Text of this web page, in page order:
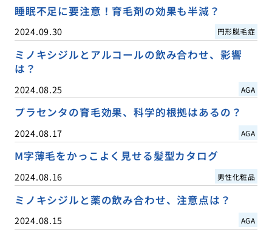
睡眠不足に要注意！育毛剤の効果も半減？
2024.09.30 円形脱毛症
ミノキシジルとアルコールの飲み合わせ、影響
は？
2024.08.25 AGA
プラセンタの育毛効果、科学的根拠はあるの？
2024.08.17 AGA
M字薄毛をかっこよく見せる髪型カタログ
2024.08.16 男性化粧品
ミノキシジルと薬の飲み合わせ、注意点は？
2024.08.15 AGA